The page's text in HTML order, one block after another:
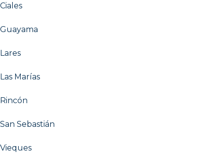
Ciales
Guayama
Lares
Las Marías
Rincón
San Sebastián
Vieques